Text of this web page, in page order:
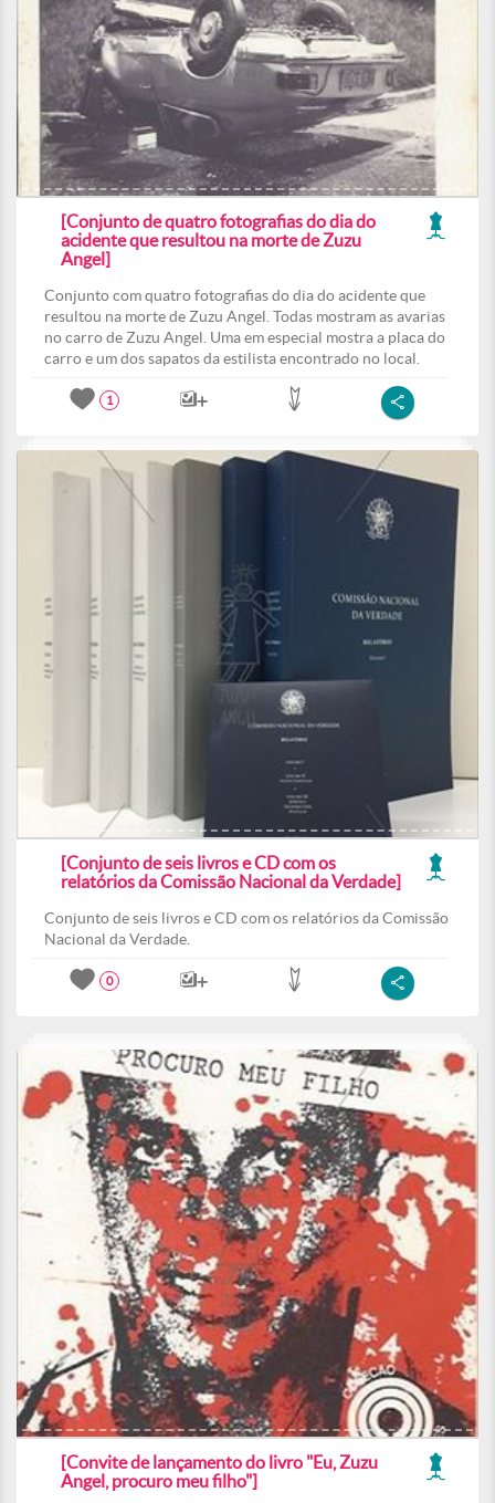
[Conjunto de quatro fotografias do dia do
acidente que resultou na morte de Zuzu
Angel]
Conjunto com quatro fotografias do dia do acidente que
resultou na morte de Zuzu Angel. Todas mostram as avarias
no carro de Zuzu Angel. Uma em especial mostra a placa do
carro e um dos sapatos da estilista encontrado no local.
1
[Conjunto de seis livros e CD com os
relatórios da Comissão Nacional da Verdade]
Conjunto de seis livros e CD com os relatórios da Comissão
Nacional da Verdade.
0
[Convite de lançamento do livro "Eu, Zuzu
Angel, procuro meu filho"]